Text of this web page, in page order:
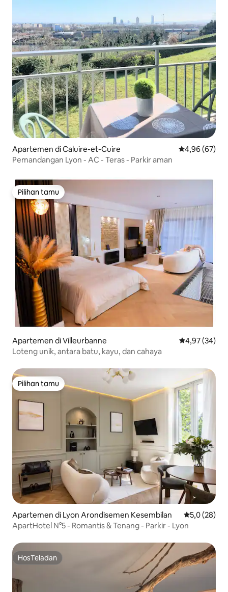
Apartemen di Caluire-et-Cuire Nilai rata-rata
4,96 (67)
Pemandangan Lyon - AC - Teras - Parkir aman
Pilihan tamu
Pilihan tamu
Apartemen di Villeurbanne Nilai rata-rata
4,97 (34)
Loteng unik, antara batu, kayu, dan cahaya
Pilihan tamu
Pilihan tamu
Apartemen di Lyon Arondisemen Kesembilan Nilai rata-
5,0 (28)
ApartHotel N°5 - Romantis & Tenang - Parkir - Lyon
HosTeladan
HosTeladan